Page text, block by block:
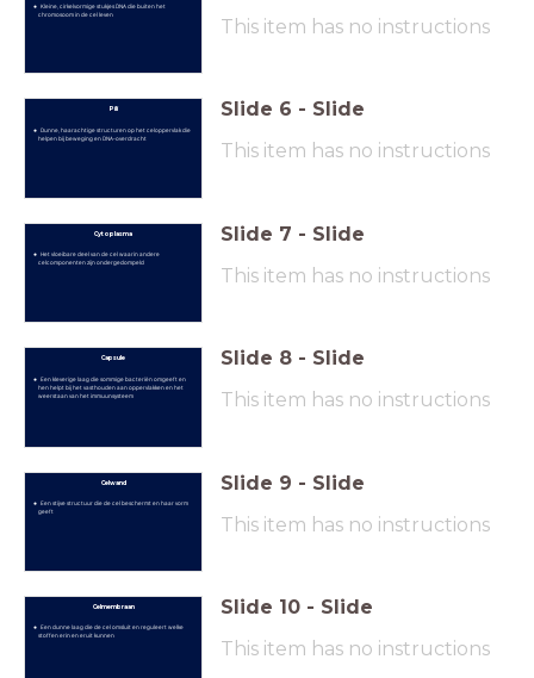
Kleine, cirkelvormige stukjes DNA die buiten het
chromosoom in de cel leven
This item has no instructions
Pili
Dunne, haarachtige structuren op het celoppervlak die
helpen bij beweging en DNA-overdracht
Slide 6 - Slide
This item has no instructions
Cytoplasma
Het vloeibare deel van de cel waarin andere
celcomponenten zijn ondergedompeld
Slide 7 - Slide
This item has no instructions
Capsule
Een kleverige laag die sommige bacteriën omgeeft en
hen helpt bij het vasthouden aan oppervlakken en het
weerstaan van het immuunsysteem
Slide 8 - Slide
This item has no instructions
Celwand
Een stijve structuur die de cel beschermt en haar vorm
geeft
Slide 9 - Slide
This item has no instructions
Celmembraan
Een dunne laag die de cel omsluit en reguleert welke
stoffen erin en eruit kunnen
Slide 10 - Slide
This item has no instructions